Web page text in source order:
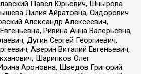
Павел Юрьевич, Шнырова
Лилия Айратовна, Сидорович
Александр Алексеевич,
Ривина Анна Валерьевна,
Дугин Сергей Георгиевич,
Аверин Виталий Евгеньевич,
Шарипков Олег
Ароновна, Шведов Григорий